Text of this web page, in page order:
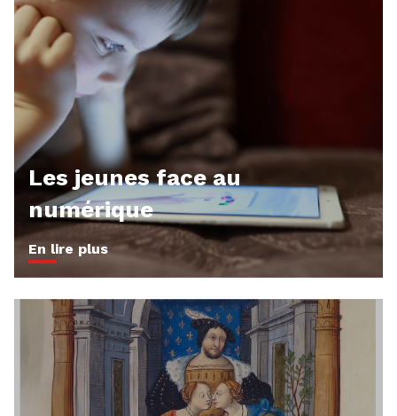
Les jeunes face au
numérique
En lire plus